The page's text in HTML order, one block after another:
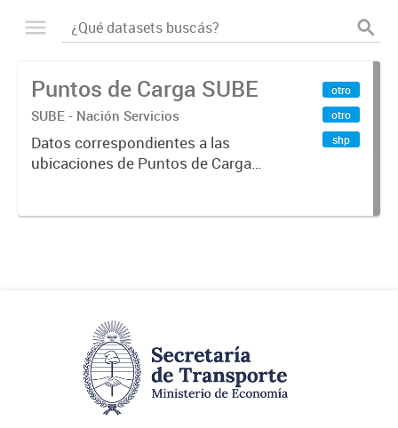
Puntos de Carga SUBE
SUBE - Nación Servicios
Datos correspondientes a las
ubicaciones de Puntos de Carga
otro
otro
shp